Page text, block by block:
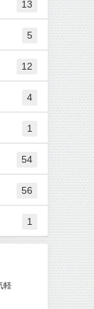
13
5
12
4
1
54
56
1
軽